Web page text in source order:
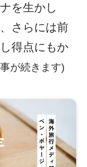
を生かし
さらには前
得点にもか
が続きます)